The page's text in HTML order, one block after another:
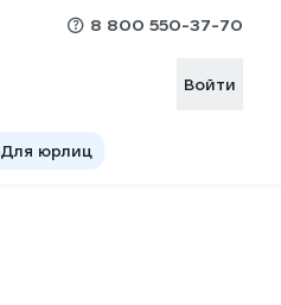
8 800 550-37-70
Войти
Для юрлиц